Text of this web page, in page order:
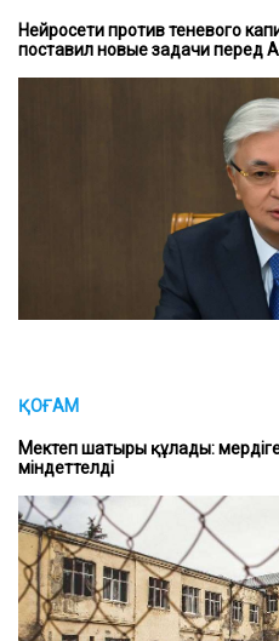
Нейросети против теневого
поставил новые задачи перед
ҚОҒАМ
Мектеп шатыры құлады:
міндеттелді